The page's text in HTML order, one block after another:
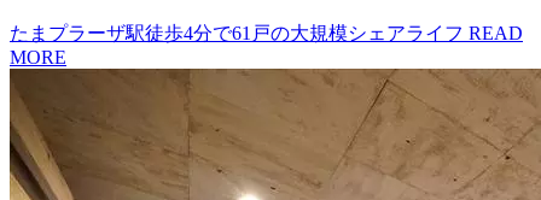
たまプラーザ駅徒歩4分で61戸の大規模シェアライフ READ
MORE